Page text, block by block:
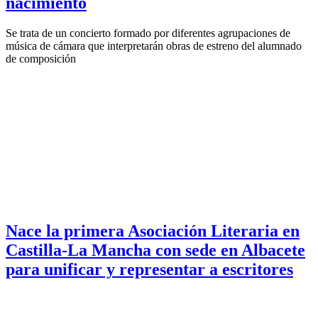
Se trata de un concierto formado por diferentes agrupaciones de
música de cámara que interpretarán obras de estreno del alumnado
de composición
Nace la primera Asociación Literaria en
Castilla-La Mancha con sede en Albacete
para unificar y representar a escritores